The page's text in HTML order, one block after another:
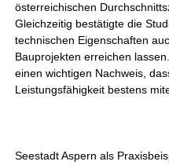
österreichischen
Gleichzeitig bestätigte die
technischen Eigenschaften
Bauprojekten erreichen
einen wichtigen Nachweis,
Leistungsfähigkeit bestens
Seestadt Aspern als